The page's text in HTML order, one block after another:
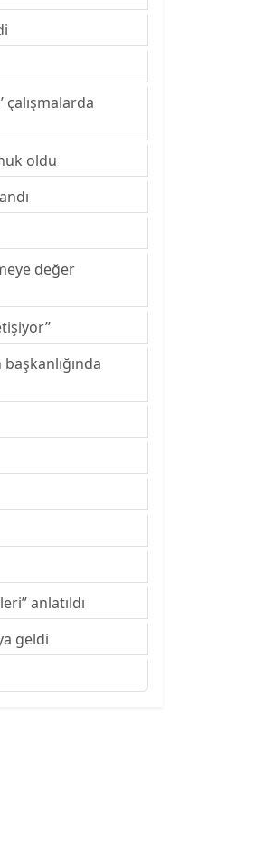
çalışmalarda
oldu
değer
anlatıldı
geldi